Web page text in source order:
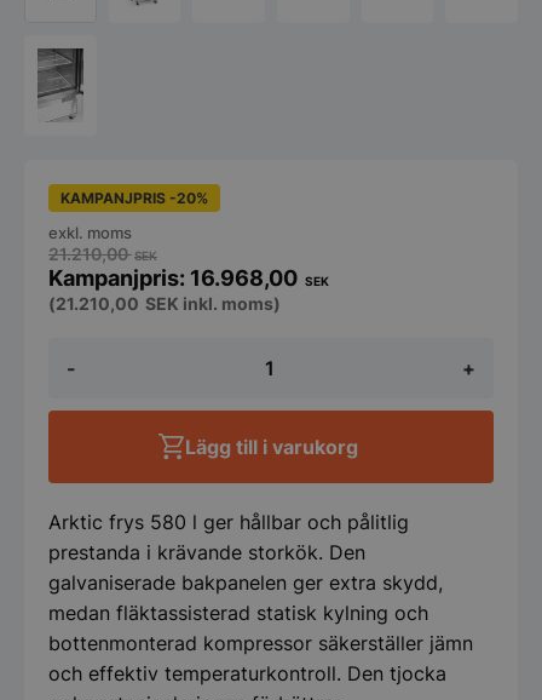
-
580
Arktic,
GN
580
l,
230
V
/
550
W,
685
+
KAMPANJPRIS -20%
21.210,00SEK
16.968,00 SEK
exkl. moms
(21.210,00 SEK inkl. moms)
Lägg till i varukorg
Arktic frys 580 l ger hållbar och pålitlig
prestanda i krävande storkök. Den
galvaniserade bakpanelen ger extra skydd,
medan fläktassisterad statisk kylning och
bottenmonterad kompressor säkerställer jämn
och effektiv temperaturkontroll. Den tjocka